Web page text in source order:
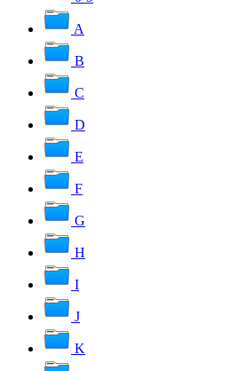
A
B
C
D
E
F
G
H
I
J
K